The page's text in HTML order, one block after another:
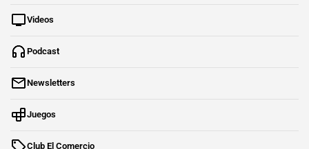
Videos
Podcast
Newsletters
Juegos
Club El Comercio